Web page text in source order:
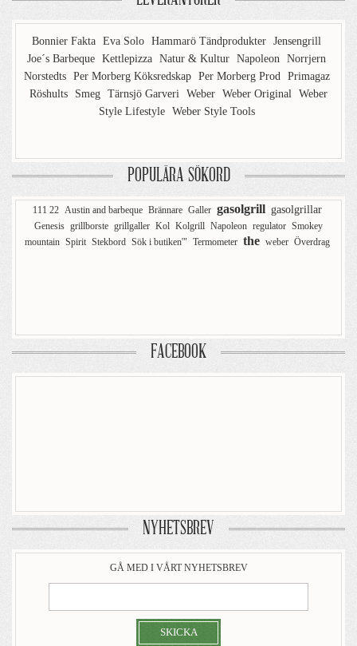
Bonnier Fakta Eva Solo Hammarö Tändprodukter Jensengrill
Joe´s Barbeque Kettlepizza Natur & Kultur Napoleon Norrjern
Norstedts Per Morberg Köksredskap Per Morberg Prod Primagaz
Röshults
Smeg Tärnsjö Garveri Weber Weber Original Weber
Style Lifestyle Weber Style Tools
POPULÄRA SÖKORD
111 22 Austin and barbeque Brännare Galler gasolgrill gasolgrillar
Genesis grillborste grillgaller Kol Kolgrill Napoleon regulator Smokey
mountain Spirit Stekbord Sök i butiken'" Termometer the weber Överdrag
FACEBOOK
NYHETSBREV
GÅ MED I VÅRT NYHETSBREV
SKICKA